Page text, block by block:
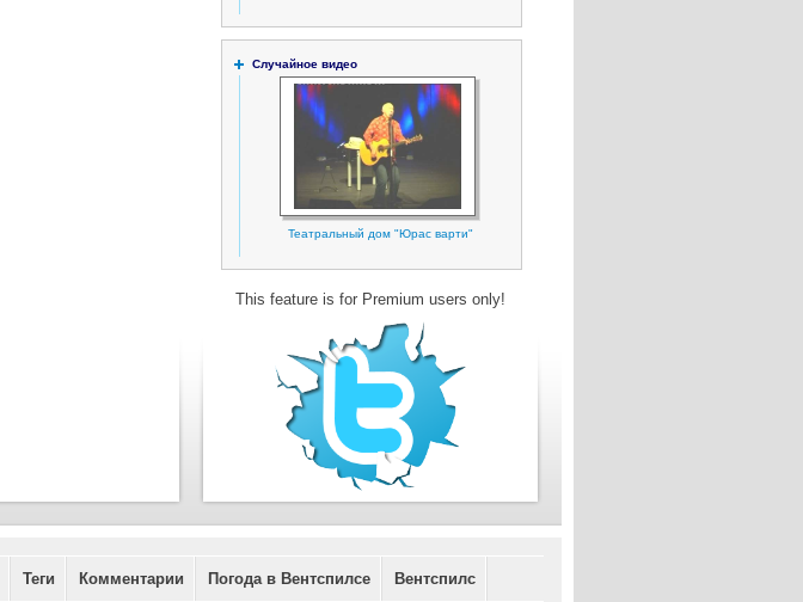
Случайное видео
Театральный дом "Юрас варти"
This feature is for Premium users only!
Теги Комментарии Погода в Вентспилсе Вентспилс